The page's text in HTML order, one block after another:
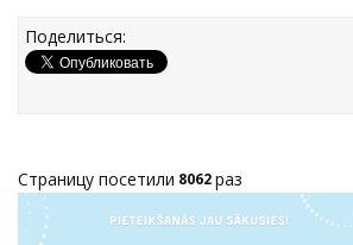
Поделиться:
Страницу посетили 8062раз